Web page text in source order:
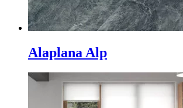
Alaplana Alp